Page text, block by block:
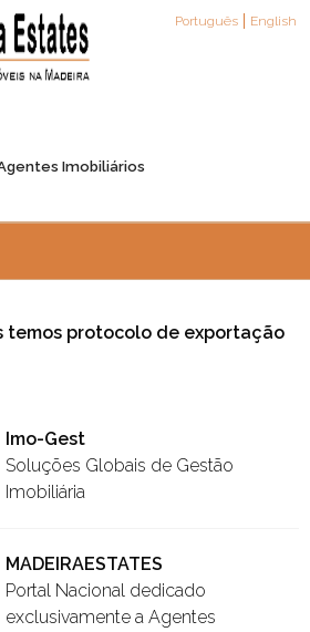
Português English
Imobiliários
Parceiros Contactos
temos protocolo de exportação
Imo-Gest
Soluções Globais de Gestão
Imobiliária
MADEIRAESTATES
Portal Nacional dedicado
exclusivamente a Agentes